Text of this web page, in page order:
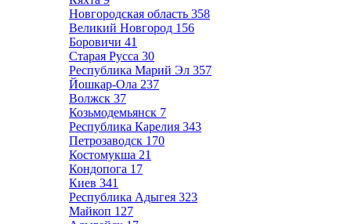
Новгородская область 358
Великий Новгород 156
Боровичи 41
Старая Русса 30
Республика Марий Эл 357
Йошкар-Ола 237
Волжск 37
Козьмодемьянск 7
Республика Карелия 343
Петрозаводск 170
Костомукша 21
Кондопога 17
Киев 341
Республика Адыгея 323
Майкоп 127